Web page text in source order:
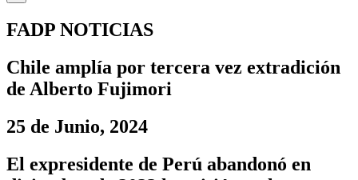
FADP NOTICIAS
Chile amplía por tercera vez extradición
de Alberto Fujimori
25 de Junio, 2024
El expresidente de Perú abandonó en